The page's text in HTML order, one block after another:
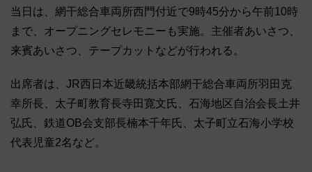
当日は、網干総合車両所西門付近で9時45分から午前10時
まで、オープニングセレモニーも実施。主催者あいさつ、
来賓あいさつ、テープカットなどが行われる。
出席者は、JR西日本近畿統括本部網干総合車両所羽田克
幸所長、太子町教育長寺田寛文氏、石海地区自治会長土井
弘氏、鉄道OB会支部長楠本千年氏、太子町立石海小学校
代表児童2名など。